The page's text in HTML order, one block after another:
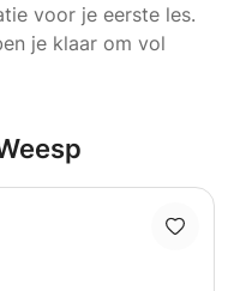
voor je eerste les.
je klaar om vol